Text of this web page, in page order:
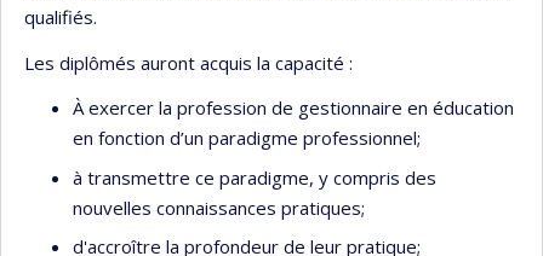
qualifiés.
Les diplômés auront acquis la capacité :
À exercer la profession de gestionnaire en éducation
en fonction d’un paradigme professionnel;
à transmettre ce paradigme, y compris des
nouvelles connaissances pratiques;
d'accroître la profondeur de leur pratique;